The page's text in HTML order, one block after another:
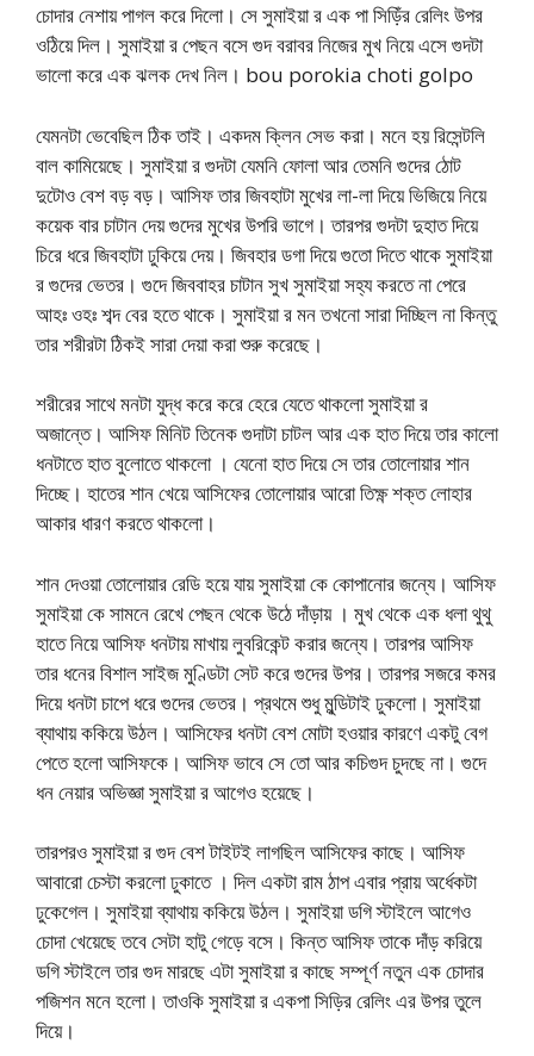
চোদার নেশায় পাগল করে দিলো। সে সুমাইয়া র এক পা সিড়িঁর রেলিং উপর
ওঠিয়ে দিল। সুমাইয়া র পেছন বসে গুদ বরাবর নিজের মুখ নিয়ে এসে গুদটা
ভালো করে এক ঝলক দেখ নিল। bou porokia choti golpo
যেমনটা ভেবেছিল ঠিক তাই। একদম ক্লিন সেভ করা। মনে হয় রিসেন্টলি
বাল কামিয়েছে। সুমাইয়া র গুদটা যেমনি ফোলা আর তেমনি গুদের ঠোট
দুটোও বেশ বড় বড়। আসিফ তার জিবহাটা মুখের লা-লা দিয়ে ভিজিয়ে নিয়ে
কয়েক বার চাটান দেয় গুদের মুখের উপরি ভাগে। তারপর গুদটা দুহাত দিয়ে
চিরে ধরে জিবহাটা ঢুকিয়ে দেয়। জিবহার ডগা দিয়ে গুতো দিতে থাকে সুমাইয়া
র গুদের ভেতর। গুদে জিববাহর চাটান সুখ সুমাইয়া সহ্য করতে না পেরে
আহঃ ‍ওহঃ শব্দ বের হতে থাকে। সুমাইয়া র মন তখনো সারা দিচ্ছিল না কিন্তু
তার শরীরটা ঠিকই সারা দেয়া করা শুরু করেছে।
শরীরের সাথে মনটা যুদ্ধ করে করে হেরে যেতে থাকলো সুমাইয়া র
অজান্তে। আসিফ মিনিট তিনেক গুদাটা চাটল আর এক হাত দিয়ে তার কালো
ধনটাতে হাত বুলোতে থাকলো । যেনো হাত দিয়ে সে তার তোলোয়ার শান
দিচ্ছে। হাতের শান খেয়ে আসিফের তোলোয়ার আরো তিক্ষ্ণ শক্ত লোহার
আকার ধারণ করতে থাকলো।
শান দেওয়া তোলোয়ার রেডি হয়ে যায় সুমাইয়া কে কোপানোর জন্যে। আসিফ
সুমাইয়া কে সামনে রেখে পেছন থেকে উঠে দাঁড়ায় । মুখ থেকে এক ধলা থুথু
হাতে নিয়ে আসিফ ধনটায় মাখায় লুবরিকেন্ট করার জন্যে। তারপর আসিফ
তার ধনের বিশাল সাইজ মুণ্ডিটা সেট করে গুদের উপর। তারপর সজরে কমর
দিয়ে ধনটা চাপে ধরে গুদের ভেতর। প্রথমে শুধু মুন্ডিটাই ঢুকলো। সুমাইয়া
ব্যাথায় ককিয়ে উঠল। আসিফের ধনটা বেশ মোটা হওয়ার কারণে একটু বেগ
পেতে হলো আসিফকে। আসিফ ভাবে সে তো আর কচিগুদ চুদছে না। গুদে
ধন নেয়ার অভিজ্ঞা সুমাইয়া র আগেও হয়েছে।
তারপরও সুমাইয়া র গুদ বেশ টাইটই লাগছিল আসিফের কাছে। আসিফ
আবারো চেস্টা করলো ঢুকাতে । দিল একটা রাম ঠাপ এবার প্রায় অর্ধেকটা
ঢুকেগেল। সুমাইয়া ব্যাথায় ককিয়ে উঠল। সুমাইয়া ডগি স্টাইলে আগেও
চোদা খেয়েছে তবে সেটা হাটু গেড়ে বসে। কিন্ত আসিফ তাকে দাঁড় করিয়ে
ডগি স্টাইলে তার গুদ মারছে এটা সুমাইয়া র কাছে সম্পূর্ণ নতুন এক চোদার
পজিশন মনে হলো। তাওকি সুমাইয়া র একপা সিড়ির রেলিং এর উপর তুলে
দিয়ে।